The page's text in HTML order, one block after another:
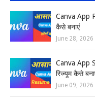
Canva App
कैसे बनाएं
June 28, 2026
Canva App
रिज्यूम कैसे
June 09, 2026